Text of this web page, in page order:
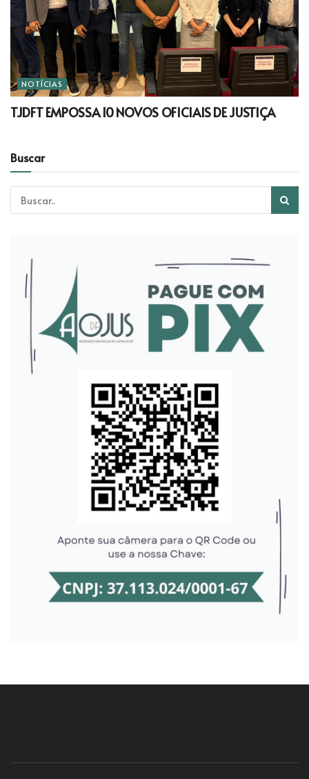
NOTÍCIAS
TJDFT EMPOSSA 10 NOVOS OFICIAIS DE JUSTIÇA
Buscar